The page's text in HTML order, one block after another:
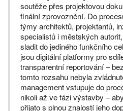
soutěže přes projektovou
finální zprovoznění. Do
týmy architektů, projektantů,
specialistů i městských
sladit do jediného funkčního
jsou digitální platformy pro
transparentní reportování –
tomto rozsahu nebyla
management vstupuje do
nikoli až ve fázi výstavby –
přijato s plnou znalostí jeho